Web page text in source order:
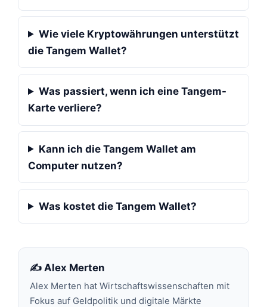
Wie viele Kryptowährungen unterstützt
die Tangem Wallet?
Was passiert, wenn ich eine Tangem-
Karte verliere?
Kann ich die Tangem Wallet am
Computer nutzen?
Was kostet die Tangem Wallet?
✍️ Alex Merten
Alex Merten hat Wirtschaftswissenschaften mit
Fokus auf Geldpolitik und digitale Märkte